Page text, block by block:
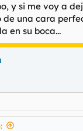
y si me voy a
de una cara
en su boca...